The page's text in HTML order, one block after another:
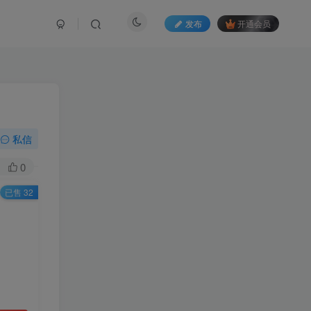
发布 开通会员
私信
0
已售 32